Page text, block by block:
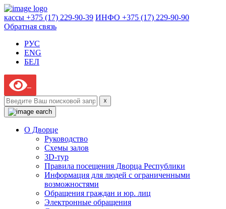
кассы +375 (17) 229-90-39 ИНФО +375 (17) 229-90-90
Обратная связь
РУС
ENG
БЕЛ
☓
О Дворце
Руководство
Схемы залов
3D-тур
Правила посещения Дворца Республики
Информация для людей с ограниченными
возможностями
Обращения граждан и юр. лиц
Электронные обращения